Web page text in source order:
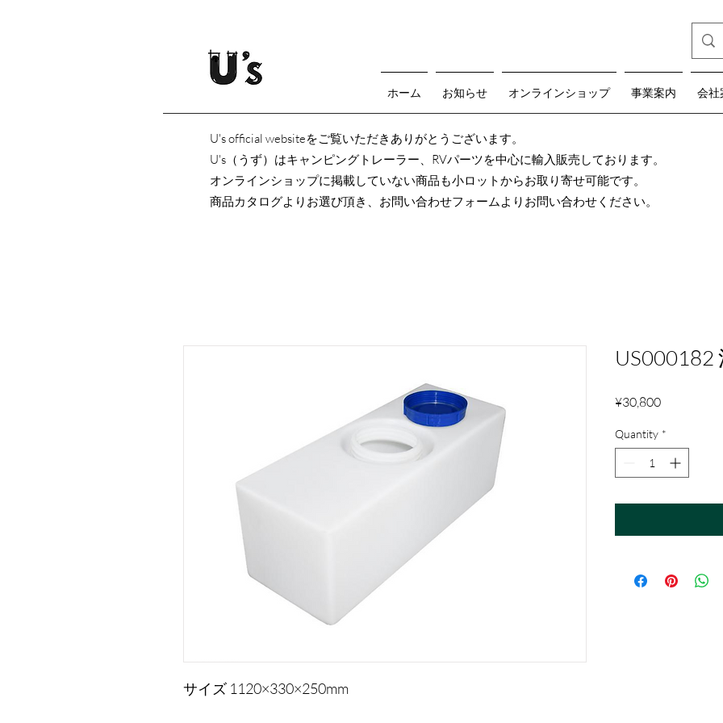
ホーム お知らせ オンラインショップ 事業案内 会社
U's official websiteをご覧いただきありがとうございます。
U's（うず）はキャンピングトレーラー、RVパーツを中心に輸入販売しております。
オンラインショップに掲載していない商品も小ロットからお取り寄せ可能です。
商品カタログよりお選び頂き、お問い合わせフォームよりお問い合わせください。
サイズ 1120×330×250mm
US000182
¥30,800Price
Quantity *